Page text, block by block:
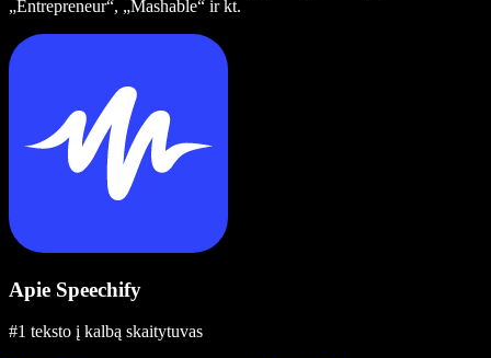
„Entrepreneur“, „Mashable“ ir kt.
Apie Speechify
#1 teksto į kalbą skaitytuvas